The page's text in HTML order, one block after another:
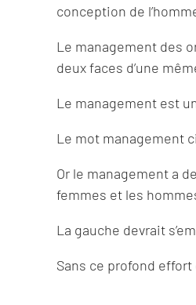
conception de
Le management des
deux faces d’une
Le management est
Le mot management
Or le management a
femmes et les
La gauche devrait
Sans ce profond